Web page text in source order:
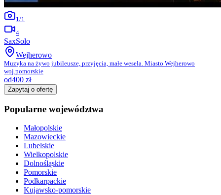
1 /1
4
SaxSolo
Wejherowo
Muzyka na żywo jubileusze, przyjęcia, małe wesela. Miasto Wejherowo
woj.pomorskie
od400 zł
Zapytaj o ofertę
Popularne województwa
Małopolskie
Mazowieckie
Lubelskie
Wielkopolskie
Dolnośląskie
Pomorskie
Podkarpackie
Kujawsko-pomorskie